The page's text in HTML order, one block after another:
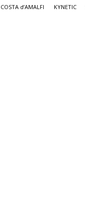
COSTA d’AMALFI KYNETIC